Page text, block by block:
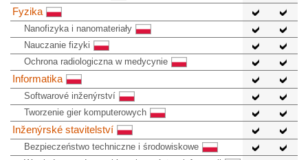
Fyzika
Nanofizyka i nanomateriały
Nauczanie fizyki
Ochrona radiologiczna w medycynie
Informatika
Softwarové inženýrství
Tworzenie gier komputerowych
Inženýrské stavitelství
Bezpieczeństwo techniczne i środowiskowe